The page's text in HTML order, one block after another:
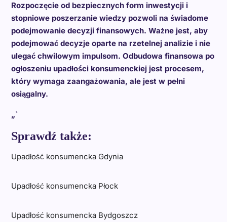
Rozpoczęcie od bezpiecznych form inwestycji i
stopniowe poszerzanie wiedzy pozwoli na świadome
podejmowanie decyzji finansowych. Ważne jest, aby
podejmować decyzje oparte na rzetelnej analizie i nie
ulegać chwilowym impulsom. Odbudowa finansowa po
ogłoszeniu upadłości konsumenckiej jest procesem,
który wymaga zaangażowania, ale jest w pełni
osiągalny.
„`
Sprawdź także:
Upadłość konsumencka Gdynia
Upadłość konsumencka Płock
Upadłość konsumencka Bydgoszcz